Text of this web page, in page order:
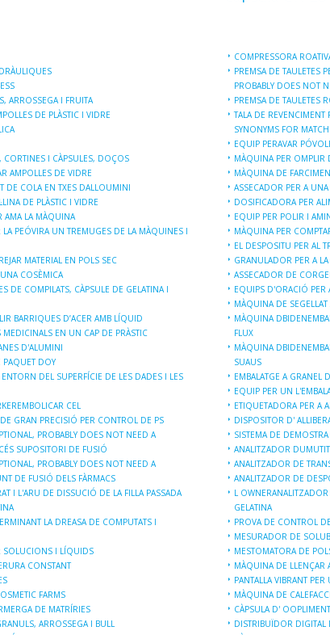
ARROSSEGA I FRUITA
DE PLÀSTIC I VIDRE
CORTINES I CÀPSULES, DOÇOS
AMPOLLES DE VIDRE
COLA EN TXES DALLOUMINI
DE PLÀSTIC I VIDRE
AMA LA MÀQUINA
PEÓVIRA UN TREMUGES DE LA MÀQUINES I
MATERIAL EN POLS SEC
COSÈMICA
DE COMPILATS, CÀPSULE DE GELATINA I
BARRIQUES D’ACER AMB LÍQUID
EN UN CAP DE PRÀSTIC
D'ALUMINI
PAQUET DOY
DEL SUPERFÍCIE DE LES DADES I LES
CEL
GRAN PRECISIÓ PER CONTROL DE PS
PROBABLY DOES NOT NEED A
SUPOSITORI DE FUSIÓ
PROBABLY DOES NOT NEED A
DE FUSIÓ DELS FÀRMACS
I L'ARU DE DISSUCIÓ DE LA FILLA PASSADA
LA DREASA DE COMPUTATS I
SOLUCIONS I LÍQUIDS
CONSTANT
FARMS
DE MATRÍRIES
ARROSSEGA I BULL
COMPRESSORA
PREMSA DE TAULETES
PROBABLY DOES NOT
PREMSA DE TAULETES
TALA DE
SYNONYMS FOR
EQUIP PERAVAR
MÀQUINA PER OMPLIR
MÀQUINA DE
ASSECADOR PER A
DOSIFICADORA PER
EQUIP PER POLIR I
MÀQUINA PER
EL DESPOSITU PER AL
GRANULADOR PER A
ASSECADOR DE
EQUIPS D'ORACIÓ PER
MÀQUINA DE
MÀQUINA
FLUX
MÀQUINA
SUAUS
EMBALATGE A GRANEL
EQUIP PER UN
ETIQUETADORA PER A
DISPOSITOR D'
SISTEMA DE
ANALITZADOR
ANALITZADOR DE
ANALITZADOR DE
L
GELATINA
PROVA DE CONTROL
MESURADOR DE
MESTOMATORA DE
MÀQUINA DE LLENÇAR
PANTALLA VIBRANT
MÀQUINA DE
CÀPSULA D'
DISTRIBUÏDOR DIGITAL